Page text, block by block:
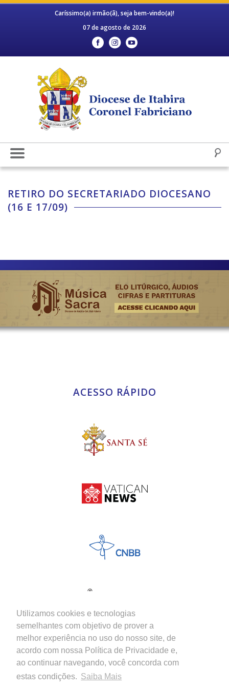
Utilizamos cookies e tecnologias
semelhantes com objetivo de prover a
melhor experiência no uso do nosso site, de
acordo com nossa Política de Privacidade e,
ao continuar navegando, você concorda com
estas condições. Saiba Mais
Caríssimo(a) irmão(ã), seja bem-vindo(a)!
07 de agosto de 2026
RETIRO DO SECRETARIADO DIOCESANO
(16 E 17/09)
ACESSO RÁPIDO